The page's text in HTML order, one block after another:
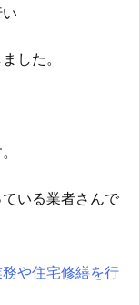
した。
いる業者さんで
や住宅修繕を行